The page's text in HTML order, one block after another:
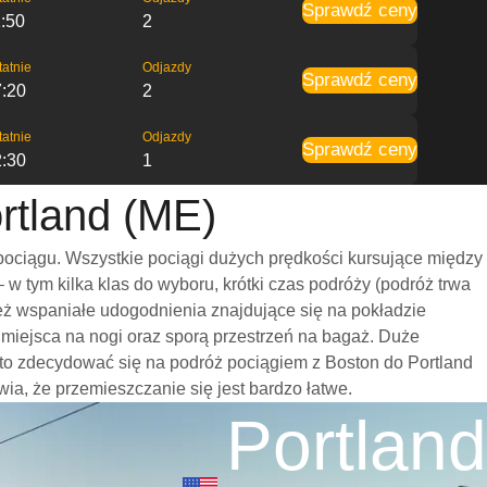
2
Sprawdź ceny
Odjazdy
2
Sprawdź ceny
Odjazdy
1
Sprawdź ceny
(ME)
Wszystkie pociągi dużych prędkości kursujące między
tym kilka klas do wyboru, krótki czas podróży (podróż trwa
wspaniałe udogodnienia znajdujące się na pokładzie
na nogi oraz sporą przestrzeń na bagaż. Duże
zdecydować się na podróż pociągiem z Boston do Portland
że przemieszczanie się jest bardzo łatwe.
Portland